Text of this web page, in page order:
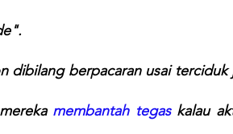
dibilang berpacaran usai terciduk
membantah tegas kalau